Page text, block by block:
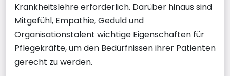
Krankheitslehre erforderlich. Darüber hinaus sind
Mitgefühl, Empathie, Geduld und
Organisationstalent wichtige Eigenschaften für
Pflegekräfte, um den Bedürfnissen ihrer Patienten
gerecht zu werden.